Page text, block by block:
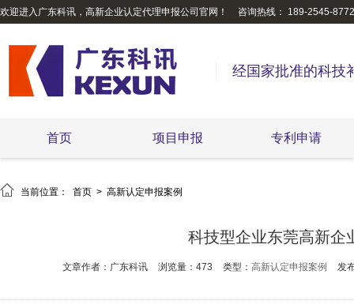
欢迎进入广东科讯，高新企业认定代理申报公司官网！ 咨询热线： 189-2545-8772
经国家批准的科技
首页 项目申报 专利申请
 当前位置： 首页 > 高新认定申报案例
科技型企业东莞高新企
文章作者：广东科讯 浏览量：473 类型： 高新认定申报案例 发